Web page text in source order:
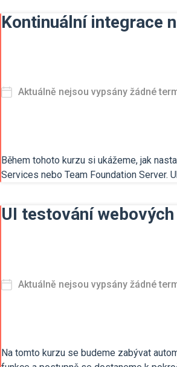
Kontinuální integrace
Aktuálně nejsou vypsány žádné
Během tohoto kurzu si ukážeme, jak
Services nebo Team Foundation Server.
UI testování
Aktuálně nejsou vypsány žádné
Na tomto kurzu se budeme zabývat